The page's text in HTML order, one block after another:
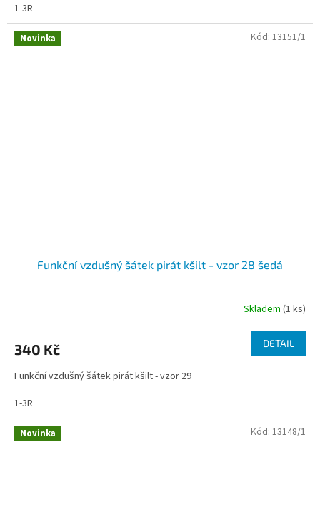
1-3R
Novinka
Funkční vzdušný šátek pirát kšilt - vzor 28 šedá
Skladem (1 ks)
340 Kč DETAIL
Funkční vzdušný šátek pirát kšilt - vzor 29
1-3R
Kód: 13151/1
Novinka Kód: 13148/1